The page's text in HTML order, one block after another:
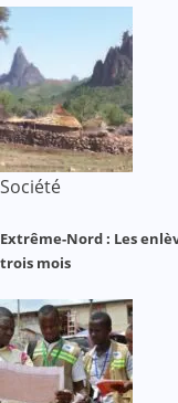
Société
Extrême-Nord : Les
trois mois